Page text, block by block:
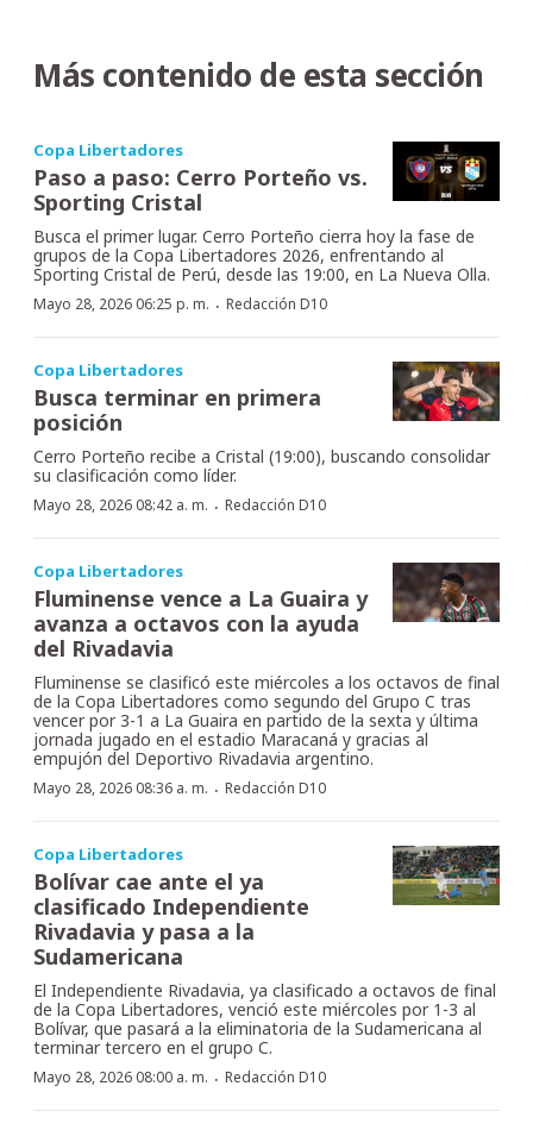
Más contenido de esta sección
Copa Libertadores
Paso a paso: Cerro Porteño vs.
Sporting Cristal
Busca el primer lugar. Cerro Porteño cierra hoy la fase de
grupos de la Copa Libertadores 2026, enfrentando al
Sporting Cristal de Perú, desde las 19:00, en La Nueva Olla.
Mayo 28, 2026 06:25 p. m. · Redacción D10
Copa Libertadores
Busca terminar en primera
posición
Cerro Porteño recibe a Cristal (19:00), buscando consolidar
su clasificación como líder.
Mayo 28, 2026 08:42 a. m. · Redacción D10
Copa Libertadores
Fluminense vence a La Guaira y
avanza a octavos con la ayuda
del Rivadavia
Fluminense se clasificó este miércoles a los octavos de final
de la Copa Libertadores como segundo del Grupo C tras
vencer por 3-1 a La Guaira en partido de la sexta y última
jornada jugado en el estadio Maracaná y gracias al
empujón del Deportivo Rivadavia argentino.
Mayo 28, 2026 08:36 a. m. · Redacción D10
Copa Libertadores
Bolívar cae ante el ya
clasificado Independiente
Rivadavia y pasa a la
Sudamericana
El Independiente Rivadavia, ya clasificado a octavos de final
de la Copa Libertadores, venció este miércoles por 1-3 al
Bolívar, que pasará a la eliminatoria de la Sudamericana al
terminar tercero en el grupo C.
Mayo 28, 2026 08:00 a. m. · Redacción D10